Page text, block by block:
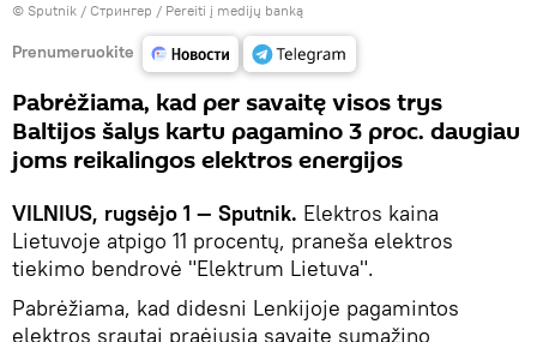
© Sputnik / Стрингер / Pereiti į medijų banką
Prenumeruokite
Pabrėžiama, kad per savaitę visos trys
Baltijos šalys kartu pagamino 3 proc. daugiau
joms reikalingos elektros energijos
VILNIUS, rugsėjo 1 — Sputnik. Elektros kaina
Lietuvoje atpigo 11 procentų, praneša elektros
tiekimo bendrovė "Elektrum Lietuva".
Pabrėžiama, kad didesni Lenkijoje pagamintos
elektros srautai praėjusią savaitę sumažino